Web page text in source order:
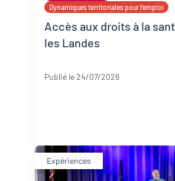
Dynamiques territoriales pour l’emploi
Accès aux droits à la
les Landes
Publié le 24/07/2026
Expériences